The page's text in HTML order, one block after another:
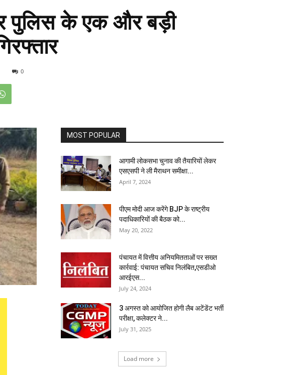
पुलिस के एक और बड़ी
0
MOST POPULAR
आगामी लोकसभा चुनाव की तैयारियों लेकर
एसएसपी ने ली मैराथन समीक्षा...
April 7, 2024
पीएम मोदी आज करेंगे BJP के राष्ट्रीय
पदाधिकारियों की बैठक को...
May 20, 2022
पंचायत में वित्तीय अनियमितताओं पर सख्त
कार्रवाई: पंचायत सचिव निलंबित,एसडीओ
आरईएस...
July 24, 2024
3 अगस्त को आयोजित होगी लैब अटेंडेंट भर्ती
परीक्षा, कलेक्टर ने...
July 31, 2025
Load more